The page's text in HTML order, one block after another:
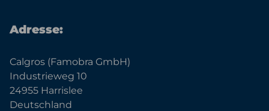
Adresse:
Calgros (Famobra GmbH)
Industrieweg 10
24955 Harrislee
Deutschland